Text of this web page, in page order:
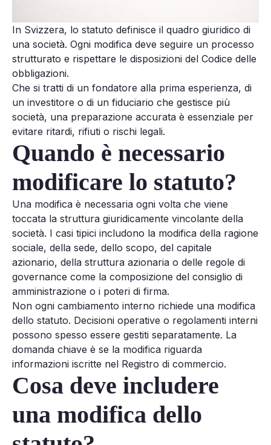
In Svizzera, lo statuto definisce il quadro giuridico di
una società. Ogni modifica deve seguire un processo
strutturato e rispettare le disposizioni del Codice delle
obbligazioni.
Che si tratti di un fondatore alla prima esperienza, di
un investitore o di un fiduciario che gestisce più
società, una preparazione accurata è essenziale per
evitare ritardi, rifiuti o rischi legali.
Quando è necessario
modificare lo statuto?
Una modifica è necessaria ogni volta che viene
toccata la struttura giuridicamente vincolante della
società. I casi tipici includono la modifica della ragione
sociale, della sede, dello scopo, del capitale
azionario, della struttura azionaria o delle regole di
governance come la composizione del consiglio di
amministrazione o i poteri di firma.
Non ogni cambiamento interno richiede una modifica
dello statuto. Decisioni operative o regolamenti interni
possono spesso essere gestiti separatamente. La
domanda chiave è se la modifica riguarda
informazioni iscritte nel Registro di commercio.
Cosa deve includere
una modifica dello